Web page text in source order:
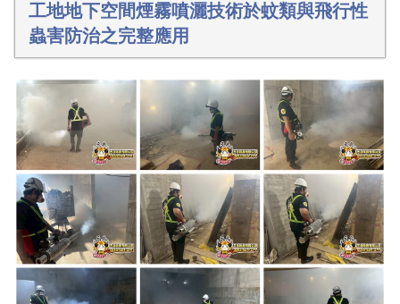
工地地下空間煙霧噴灑技術於蚊類與飛行性
蟲害防治之完整應用